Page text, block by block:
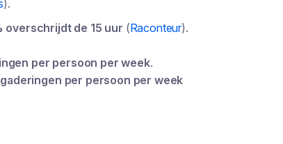
).
overschrijdt de 15 uur (Raconteur).
per persoon per week.
per persoon per week